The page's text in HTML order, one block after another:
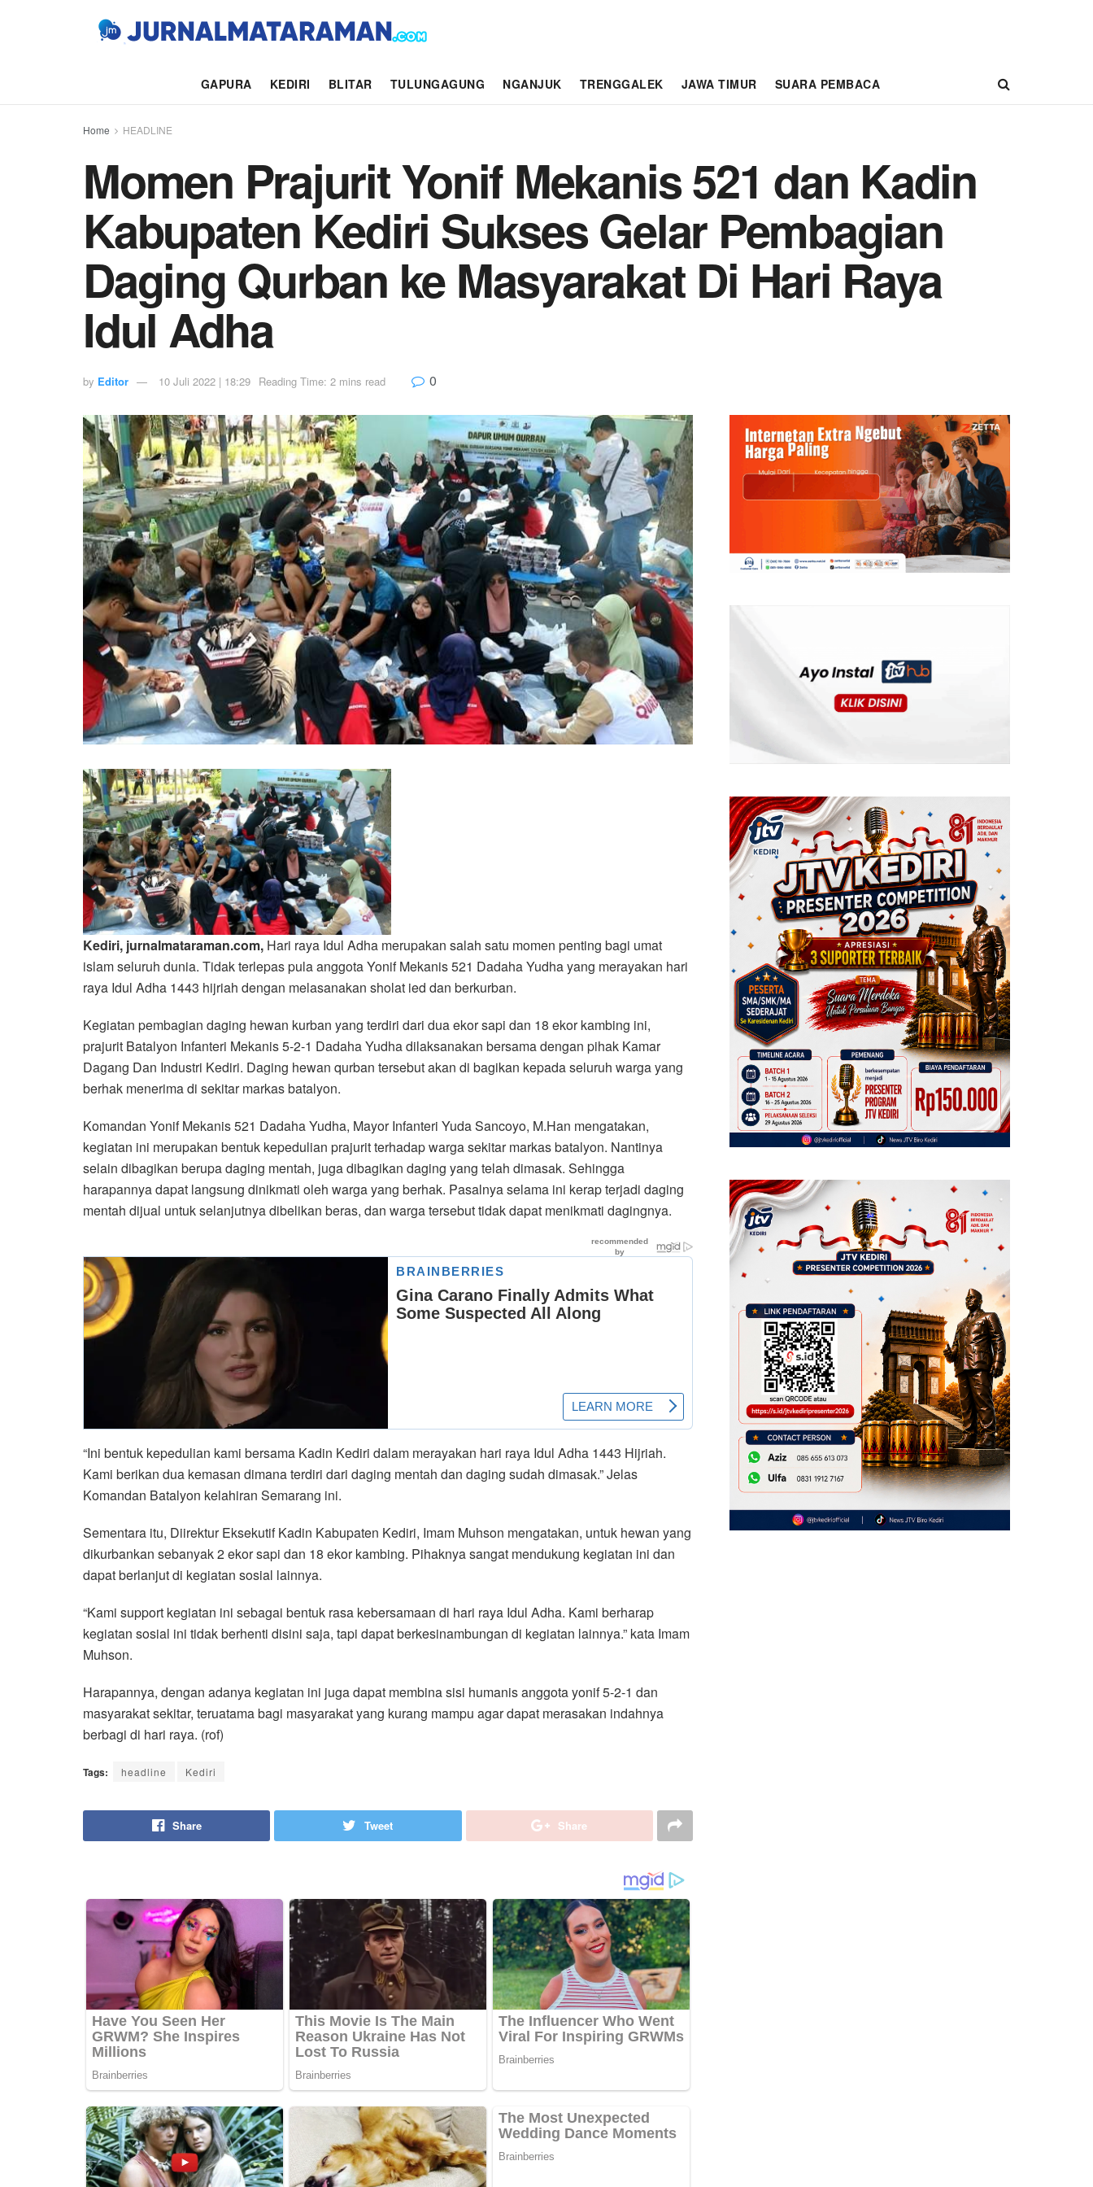
GAPURA KEDIRI BLITAR TULUNGAGUNG NGANJUK TRENGGALEK JAWA TIMUR SUARA PEMBACA
Home HEADLINE
Momen Prajurit Yonif Mekanis 521 dan Kadin
Kabupaten Kediri Sukses Gelar Pembagian
Daging Qurban ke Masyarakat Di Hari Raya
Idul Adha
by Editor 10 Juli 2022 | 18:29 Reading Time: 2 mins read 0
Kediri, jurnalmataraman.com, Hari raya Idul Adha merupakan salah satu momen penting bagi umat
islam seluruh dunia. Tidak terlepas pula anggota Yonif Mekanis 521 Dadaha Yudha yang merayakan hari
raya Idul Adha 1443 hijriah dengan melasanakan sholat ied dan berkurban.
Kegiatan pembagian daging hewan kurban yang terdiri dari dua ekor sapi dan 18 ekor kambing ini,
prajurit Batalyon Infanteri Mekanis 5-2-1 Dadaha Yudha dilaksanakan bersama dengan pihak Kamar
Dagang Dan Industri Kediri. Daging hewan qurban tersebut akan di bagikan kepada seluruh warga yang
berhak menerima di sekitar markas batalyon.
Komandan Yonif Mekanis 521 Dadaha Yudha, Mayor Infanteri Yuda Sancoyo, M.Han mengatakan,
kegiatan ini merupakan bentuk kepedulian prajurit terhadap warga sekitar markas batalyon. Nantinya
selain dibagikan berupa daging mentah, juga dibagikan daging yang telah dimasak. Sehingga
harapannya dapat langsung dinikmati oleh warga yang berhak. Pasalnya selama ini kerap terjadi daging
mentah dijual untuk selanjutnya dibelikan beras, dan warga tersebut tidak dapat menikmati dagingnya.
“Ini bentuk kepedulian kami bersama Kadin Kediri dalam merayakan hari raya Idul Adha 1443 Hijriah.
Kami berikan dua kemasan dimana terdiri dari daging mentah dan daging sudah dimasak.” Jelas
Komandan Batalyon kelahiran Semarang ini.
Sementara itu, Diirektur Eksekutif Kadin Kabupaten Kediri, Imam Muhson mengatakan, untuk hewan yang
dikurbankan sebanyak 2 ekor sapi dan 18 ekor kambing. Pihaknya sangat mendukung kegiatan ini dan
dapat berlanjut di kegiatan sosial lainnya.
“Kami support kegiatan ini sebagai bentuk rasa kebersamaan di hari raya Idul Adha. Kami berharap
kegiatan sosial ini tidak berhenti disini saja, tapi dapat berkesinambungan di kegiatan lainnya.” kata Imam
Muhson.
Harapannya, dengan adanya kegiatan ini juga dapat membina sisi humanis anggota yonif 5-2-1 dan
masyarakat sekitar, teruatama bagi masyarakat yang kurang mampu agar dapat merasakan indahnya
berbagi di hari raya. (rof)
Tags: headline Kediri
Share Tweet Share